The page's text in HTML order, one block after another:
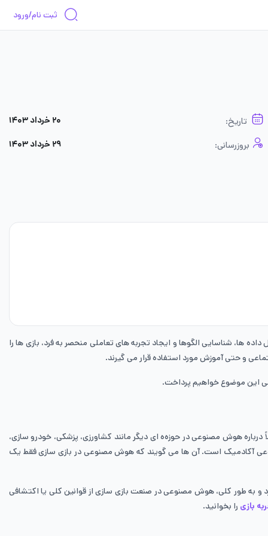
ثبت نام/ورود
تاریخ: ۲۰ خرداد ۱۴۰۳
بروزرسانی: ۲۹ خرداد ۱۴۰۳
شناسایی الگوها و ایجاد تجربه ‌های تعاملی منحصر به فرد، بازی‌ ها را
و حتی آموزش مورد استفاده قرار می ‌گیرند.
این موضوع خواهیم پرداخت.
درباره هوش مصنوعی در حوزه‌ه ای دیگر مانند کشاورزی، پزشکی، خودرو سازی،
آکادمیک است. آن ‌ها می‌ گویند که هوش مصنوعی در بازی سازی فقط یک
و به طور کلی، هوش مصنوعی در صنعت بازی سازی از قوانین کلی یا اکتشافی
بازی را بخوانید.